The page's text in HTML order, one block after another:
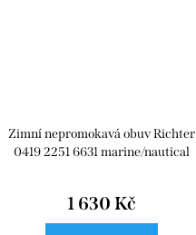
Zimní nepromokavá obuv Richter
0419 2251 6631 marine/nautical
1 630 Kč